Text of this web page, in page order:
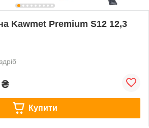
Kawmet Premium S12 12,3
₴
Купити